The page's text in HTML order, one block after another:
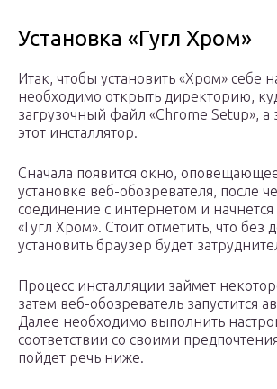
Установка «Гугл Хром»
Итак, чтобы установить «Хром» себе
необходимо открыть директорию,
загрузочный файл «Chrome Setup», а
этот инсталлятор.
Сначала появится окно,
установке веб-обозревателя, после
соединение с интернетом и начнется
«Гугл Хром». Стоит отметить, что без
установить браузер будет
Процесс инсталляции займет
затем веб-обозреватель запустится
Далее необходимо выполнить
соответствии со своими
пойдет речь ниже.